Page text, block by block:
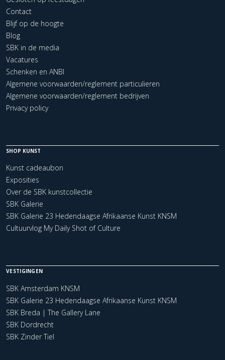
Contact
Blijf op de hoogte
Blog
SBK in de media
Vacatures
Schenken en ANBI
Algemene voorwaarden/reglement particulieren
Algemene voorwaarden/reglement bedrijven
Privacy policy
SHOP KUNST
Kunst cadeaubon
Exposities
Over de SBK kunstcollectie
SBK Galerie
SBK Galerie 23 Hedendaagse Afrikaanse Kunst KNSM
Cultuurvlog My Daily Shot of Culture
VESTIGINGEN
SBK Amsterdam KNSM
SBK Galerie 23 Hedendaagse Afrikaanse Kunst KNSM
SBK Breda | The Gallery Lane
SBK Dordrecht
SBK Zinder Tiel